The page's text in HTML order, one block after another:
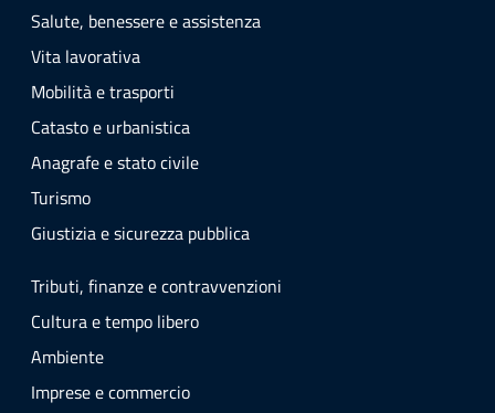
Salute, benessere e assistenza
Vita lavorativa
Mobilità e trasporti
Catasto e urbanistica
Anagrafe e stato civile
Turismo
Giustizia e sicurezza pubblica
Tributi, finanze e contravvenzioni
Cultura e tempo libero
Ambiente
Imprese e commercio